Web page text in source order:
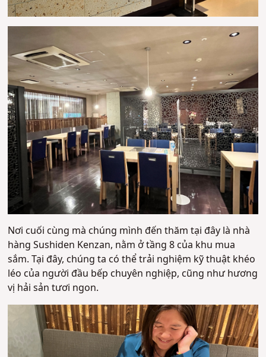
Nơi cuối cùng mà chúng mình đến thăm tại đây là nhà
hàng Sushiden Kenzan, nằm ở tầng 8 của khu mua
sắm. Tại đây, chúng ta có thể trải nghiệm kỹ thuật khéo
léo của người đầu bếp chuyên nghiệp, cũng như hương
vị hải sản tươi ngon.